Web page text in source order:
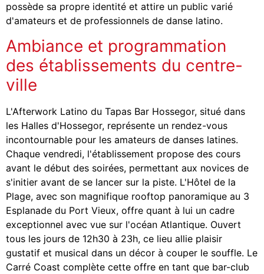
possède sa propre identité et attire un public varié
d'amateurs et de professionnels de danse latino.
Ambiance et programmation
des établissements du centre-
ville
L'Afterwork Latino du Tapas Bar Hossegor, situé dans
les Halles d'Hossegor, représente un rendez-vous
incontournable pour les amateurs de danses latines.
Chaque vendredi, l'établissement propose des cours
avant le début des soirées, permettant aux novices de
s'initier avant de se lancer sur la piste. L'Hôtel de la
Plage, avec son magnifique rooftop panoramique au 3
Esplanade du Port Vieux, offre quant à lui un cadre
exceptionnel avec vue sur l'océan Atlantique. Ouvert
tous les jours de 12h30 à 23h, ce lieu allie plaisir
gustatif et musical dans un décor à couper le souffle. Le
Carré Coast complète cette offre en tant que bar-club